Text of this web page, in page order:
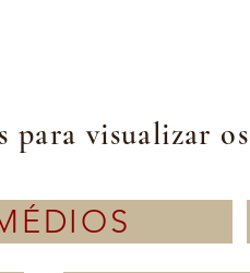
para visualizar